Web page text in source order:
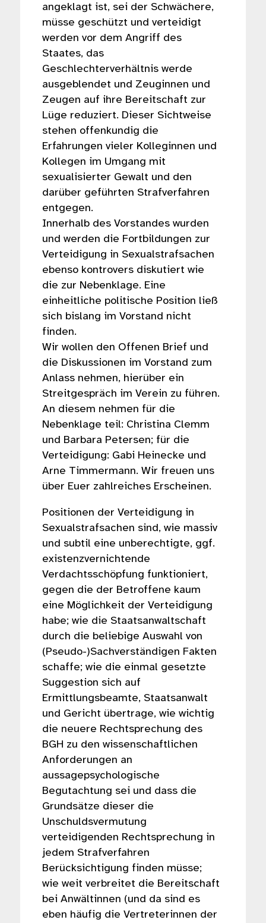
angeklagt ist, sei der Schwächere,
müsse geschützt und verteidigt
werden vor dem Angriff des
Staates, das
Geschlechterverhältnis werde
ausgeblendet und Zeuginnen und
Zeugen auf ihre Bereitschaft zur
Lüge reduziert. Dieser Sichtweise
stehen offenkundig die
Erfahrungen vieler Kolleginnen und
Kollegen im Umgang mit
sexualisierter Gewalt und den
darüber geführten Strafverfahren
entgegen.
Innerhalb des Vorstandes wurden
und werden die Fortbildungen zur
Verteidigung in Sexualstrafsachen
ebenso kontrovers diskutiert wie
die zur Nebenklage. Eine
einheitliche politische Position ließ
sich bislang im Vorstand nicht
finden.
Wir wollen den Offenen Brief und
die Diskussionen im Vorstand zum
Anlass nehmen, hierüber ein
Streitgespräch im Verein zu führen.
An diesem nehmen für die
Nebenklage teil: Christina Clemm
und Barbara Petersen; für die
Verteidigung: Gabi Heinecke und
Arne Timmermann. Wir freuen uns
über Euer zahlreiches Erscheinen.
Positionen der Verteidigung in
Sexualstrafsachen sind, wie massiv
und subtil eine unberechtigte, ggf.
existenzvernichtende
Verdachtsschöpfung funktioniert,
gegen die der Betroffene kaum
eine Möglichkeit der Verteidigung
habe; wie die Staatsanwaltschaft
durch die beliebige Auswahl von
(Pseudo-)Sachverständigen Fakten
schaffe; wie die einmal gesetzte
Suggestion sich auf
Ermittlungsbeamte, Staatsanwalt
und Gericht übertrage, wie wichtig
die neuere Rechtsprechung des
BGH zu den wissenschaftlichen
Anforderungen an
aussagepsychologische
Begutachtung sei und dass die
Grundsätze dieser die
Unschuldsvermutung
verteidigenden Rechtsprechung in
jedem Strafverfahren
Berücksichtigung finden müsse;
wie weit verbreitet die Bereitschaft
bei Anwältinnen (und da sind es
eben häufig die Vertreterinnen der